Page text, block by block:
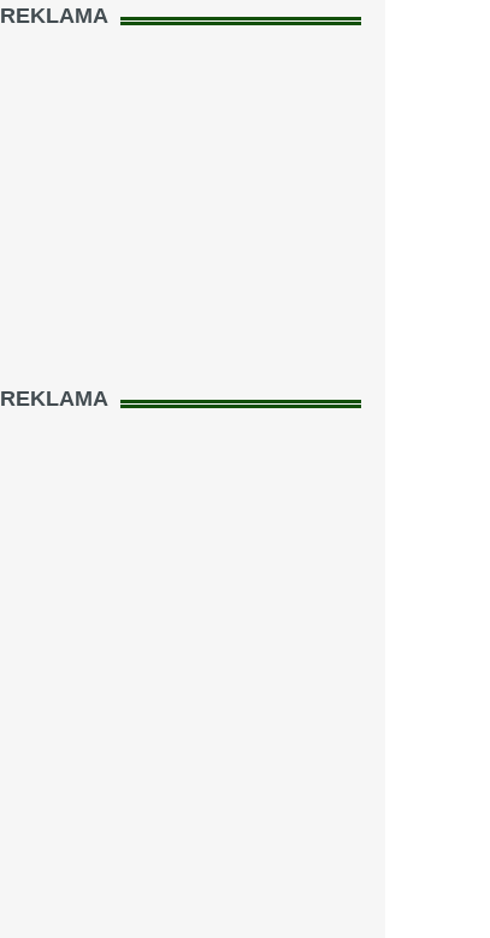
REKLAMA
REKLAMA